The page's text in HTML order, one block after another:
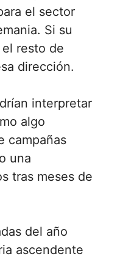
el sector
Si su
resto de
dirección.
interpretar
algo
campañas
una
tras meses de
del año
ascendente